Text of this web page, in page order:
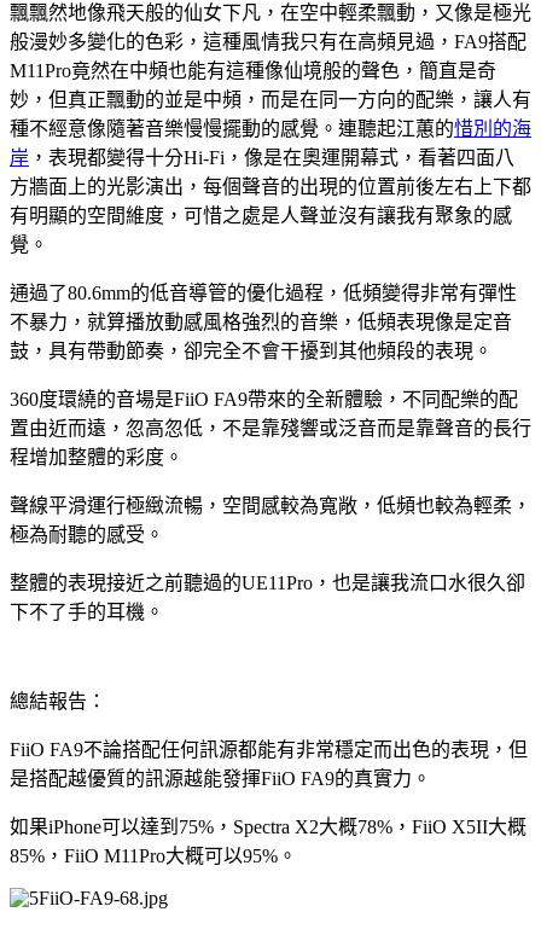
飄飄然地像飛天般的仙女下凡，在空中輕柔飄動，又像是極光
般漫妙多變化的色彩，這種風情我只有在高頻見過，FA9搭配
M11Pro竟然在中頻也能有這種像仙境般的聲色，簡直是奇
妙，但真正飄動的並是中頻，而是在同一方向的配樂，讓人有
種不經意像隨著音樂慢慢擺動的感覺。連聽起江蕙的惜別的海
岸 ，表現都變得十分Hi-Fi，像是在奧運開幕式，看著四面八
方牆面上的光影演出，每個聲音的出現的位置前後左右上下都
有明顯的空間維度，可惜之處是人聲並沒有讓我有聚象的感
覺。
通過了80.6mm的低音導管的優化過程，低頻變得非常有彈性
不暴力，就算播放動感風格強烈的音樂，低頻表現像是定音
鼓，具有帶動節奏，卻完全不會干擾到其他頻段的表現。
360度環繞的音場是FiiO FA9帶來的全新體驗，不同配樂的配
置由近而遠，忽高忽低，不是靠殘響或泛音而是靠聲音的長行
程增加整體的彩度。
聲線平滑運行極緻流暢，空間感較為寬敞，低頻也較為輕柔，
極為耐聽的感受。
整體的表現接近之前聽過的UE11Pro，也是讓我流口水很久卻
下不了手的耳機。
總結報告：
FiiO FA9不論搭配任何訊源都能有非常穩定而出色的表現，但
是搭配越優質的訊源越能發揮FiiO FA9的真實力。
如果iPhone可以達到75%，Spectra X2大概78%，FiiO X5II大概
85%，FiiO M11Pro大概可以95%。